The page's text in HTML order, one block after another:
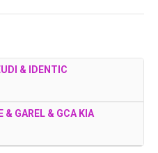
& IDENTIC
& GAREL & GCA KIA